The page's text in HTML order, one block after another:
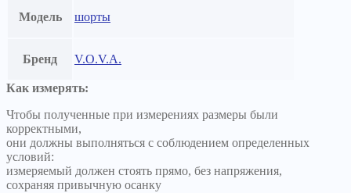
Модель шорты
Бренд V.O.V.A.
Как измерять:
Чтобы полученные при измерениях размеры были
корректными,
они должны выполняться с соблюдением определенных
условий:
измеряемый должен стоять прямо, без напряжения,
сохраняя привычную осанку